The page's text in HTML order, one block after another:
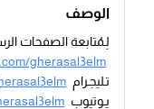
الوصف
لِـمُتابعة الصفحات
gherasal3elm
تـليجـرام
يـوتيوب